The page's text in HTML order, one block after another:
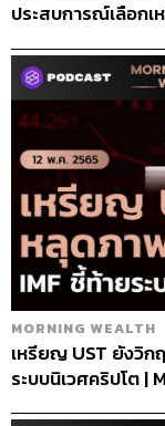
ประสบการณ์เลือก
MORNING WEALTH
เหรียญ UST ยังวิ
ระบบนิเวศคริปโต |